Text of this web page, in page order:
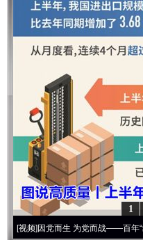
1
因党而生 为党而战——百年“纪”事⑧加